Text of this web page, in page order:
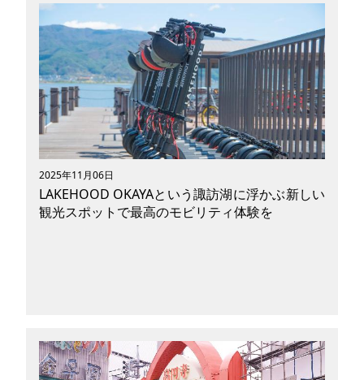
首都圏から中央自動車道・JR中央本線で約2時間
という立地の良さを誇る長野県の諏訪エリア。諏
訪湖周辺といえば、避暑地や花火大会といったイ
メージを持っている方も多いかもしれませんが、
縄文時代から続く歴史文化・季節によって色を変
える美しい山や湖の景色・日本酒や味噌などの醸
造文化や湯量と源泉豊富な温泉など……日本の美
しさや伝統を肌で感じることができる趣ある街で
す。観光地としての人気はもちろん、最近では移
住先やデュアルライフの拠点としても注目を集め
ている、人気上昇中の諏訪湖周辺エリアの魅力を
紐解いていきたいと思います。
2025年11月06日
LAKEHOOD OKAYAという諏訪湖に浮かぶ新しい
観光スポットで最高のモビリティ体験を
八ヶ岳や諏訪湖などの雄大な自然を感じることが
できる場所として有名な長野県の諏訪エリア。諏